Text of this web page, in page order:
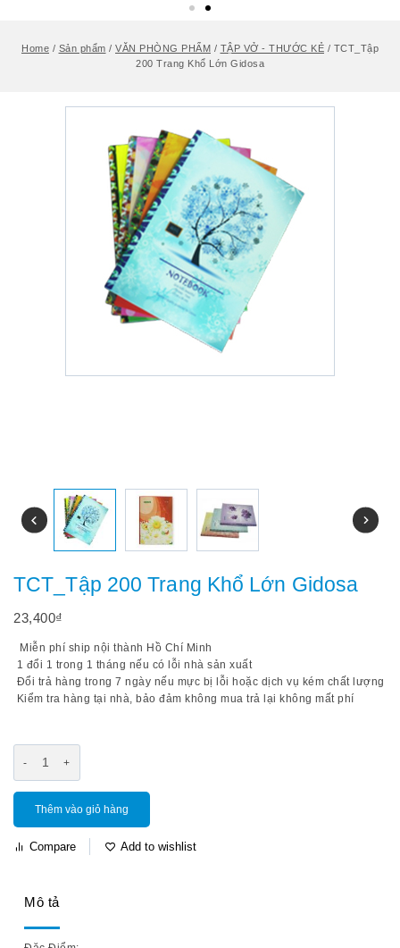
Home / Sản phẩm / VĂN PHÒNG PHẨM / TẬP VỞ - THƯỚC KẺ / TCT_Tập
200 Trang Khổ Lớn Gidosa
TCT_Tập 200 Trang Khổ Lớn Gidosa
23,400₫
Miễn phí ship nội thành Hồ Chí Minh
1 đổi 1 trong 1 tháng nếu có lỗi nhà sản xuất
Đổi trả hàng trong 7 ngày nếu mực bị lỗi hoặc dịch vụ kém chất lượng
Kiểm tra hàng tại nhà, bảo đảm không mua trả lại không mất phí
Thêm vào giỏ hàng
Compare Add to wishlist
Mô tả